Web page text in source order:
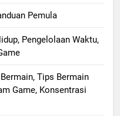
Pemula
Pengelolaan Waktu,
Tips Bermain
Game, Konsentrasi